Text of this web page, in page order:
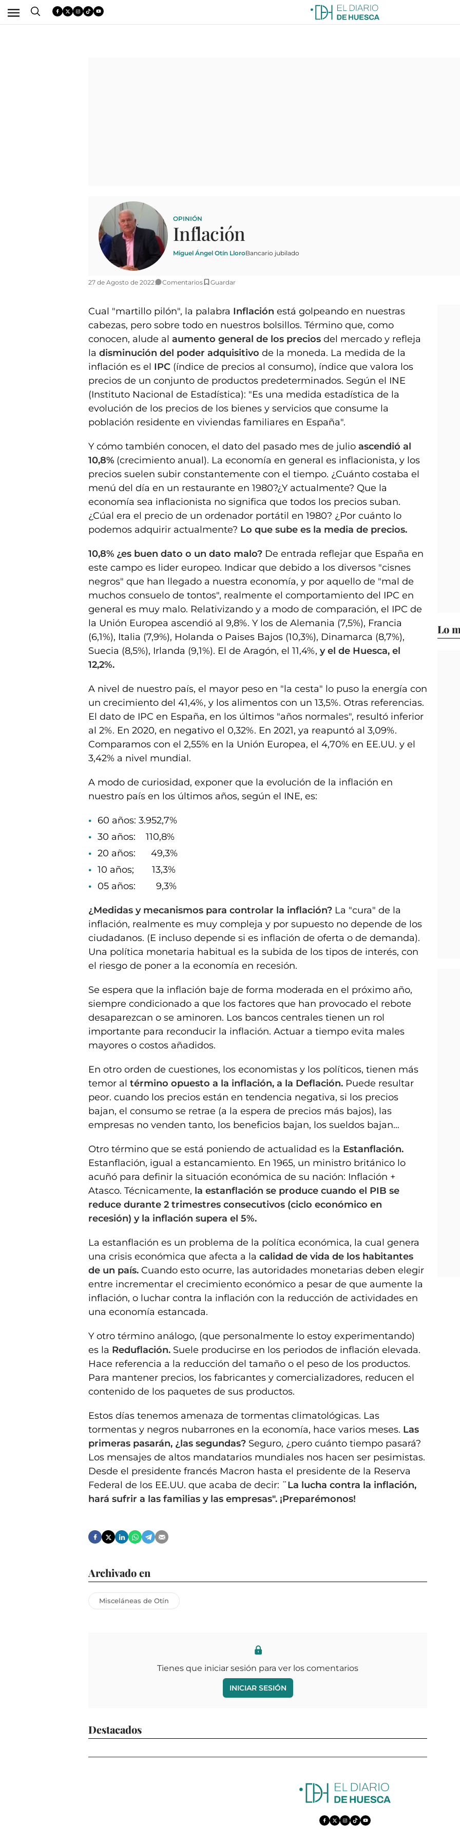
OPINIÓN
Inflación
Miguel Ángel Otín LloroBancario jubilado
27 de Agosto de 2022 Comentarios Guardar
Cual "martillo pilón", la palabra Inflación está golpeando en nuestras
cabezas, pero sobre todo en nuestros bolsillos. Término que, como
conocen, alude al aumento general de los precios del mercado y refleja
la disminución del poder adquisitivo de la moneda. La medida de la
inflación es el IPC (índice de precios al consumo), índice que valora los
precios de un conjunto de productos predeterminados. Según el INE
(Instituto Nacional de Estadística): "Es una medida estadística de la
evolución de los precios de los bienes y servicios que consume la
población residente en viviendas familiares en España".
Y cómo también conocen, el dato del pasado mes de julio ascendió al
10,8% (crecimiento anual). La economía en general es inflacionista, y los
precios suelen subir constantemente con el tiempo. ¿Cuánto costaba el
menú del día en un restaurante en 1980?¿Y actualmente? Que la
economía sea inflacionista no significa que todos los precios suban.
¿Cúal era el precio de un ordenador portátil en 1980? ¿Por cuánto lo
podemos adquirir actualmente? Lo que sube es la media de precios.
10,8% ¿es buen dato o un dato malo? De entrada reflejar que España en
este campo es lider europeo. Indicar que debido a los diversos "cisnes
negros" que han llegado a nuestra economía, y por aquello de "mal de
muchos consuelo de tontos", realmente el comportamiento del IPC en
general es muy malo. Relativizando y a modo de comparación, el IPC de
la Unión Europea ascendió al 9,8%. Y los de Alemania (7,5%), Francia
(6,1%), Italia (7,9%), Holanda o Paises Bajos (10,3%), Dinamarca (8,7%),
Suecia (8,5%), Irlanda (9,1%). El de Aragón, el 11,4%, y el de Huesca, el
12,2%.
A nivel de nuestro país, el mayor peso en "la cesta" lo puso la energía con
un crecimiento del 41,4%, y los alimentos con un 13,5%. Otras referencias.
El dato de IPC en España, en los últimos "años normales", resultó inferior
al 2%. En 2020, en negativo el 0,32%. En 2021, ya reapuntó al 3,09%.
Comparamos con el 2,55% en la Unión Europea, el 4,70% en EE.UU. y el
3,42% a nivel mundial.
A modo de curiosidad, exponer que la evolución de la inflación en
nuestro país en los últimos años, según el INE, es:
60 años: 3.952,7%
30 años: 110,8%
20 años: 49,3%
10 años; 13,3%
05 años: 9,3%
¿Medidas y mecanismos para controlar la inflación? La "cura" de la
inflación, realmente es muy compleja y por supuesto no depende de los
ciudadanos. (E incluso depende si es inflación de oferta o de demanda).
Una política monetaria habitual es la subida de los tipos de interés, con
el riesgo de poner a la economía en recesión.
Se espera que la inflación baje de forma moderada en el próximo año,
siempre condicionado a que los factores que han provocado el rebote
desaparezcan o se aminoren. Los bancos centrales tienen un rol
importante para reconducir la inflación. Actuar a tiempo evita males
mayores o costos añadidos.
En otro orden de cuestiones, los economistas y los políticos, tienen más
temor al término opuesto a la inflación, a la Deflación. Puede resultar
peor. cuando los precios están en tendencia negativa, si los precios
bajan, el consumo se retrae (a la espera de precios más bajos), las
empresas no venden tanto, los beneficios bajan, los sueldos bajan…
Otro término que se está poniendo de actualidad es la Estanflación.
Estanflación, igual a estancamiento. En 1965, un ministro británico lo
acuñó para definir la situación económica de su nación: Inflación +
Atasco. Técnicamente, la estanflación se produce cuando el PIB se
reduce durante 2 trimestres consecutivos (ciclo económico en
recesión) y la inflación supera el 5%.
La estanflación es un problema de la política económica, la cual genera
una crisis económica que afecta a la calidad de vida de los habitantes
de un país. Cuando esto ocurre, las autoridades monetarias deben elegir
entre incrementar el crecimiento económico a pesar de que aumente la
inflación, o luchar contra la inflación con la reducción de actividades en
una economía estancada.
Y otro término análogo, (que personalmente lo estoy experimentando)
es la Reduflación. Suele producirse en los periodos de inflación elevada.
Hace referencia a la reducción del tamaño o el peso de los productos.
Para mantener precios, los fabricantes y comercializadores, reducen el
contenido de los paquetes de sus productos.
Estos días tenemos amenaza de tormentas climatológicas. Las
tormentas y negros nubarrones en la economía, hace varios meses. Las
primeras pasarán, ¿las segundas? Seguro, ¿pero cuánto tiempo pasará?
Los mensajes de altos mandatarios mundiales nos hacen ser pesimistas.
Desde el presidente francés Macron hasta el presidente de la Reserva
Federal de los EE.UU. que acaba de decir: ¨La lucha contra la inflación,
hará sufrir a las familias y las empresas". ¡Preparémonos!
Archivado en
Misceláneas de Otín
Tienes que iniciar sesión para ver los comentarios
INICIAR SESIÓN
Destacados
Lo